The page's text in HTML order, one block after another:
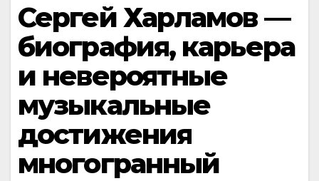
Сергей Харламов —
биография, карьера
и невероятные
музыкальные
достижения
многогранный